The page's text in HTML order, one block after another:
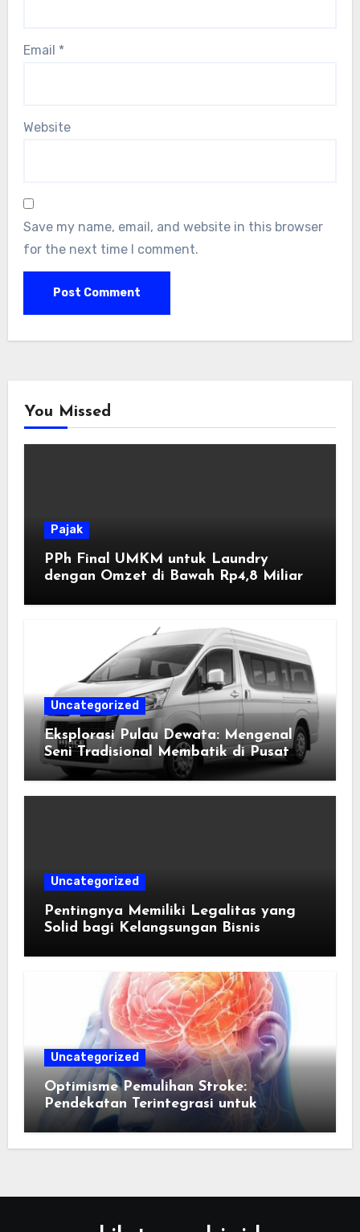
Email *
Website
Save my name, email, and website in this browser
for the next time I comment.
You Missed
Pajak
PPh Final UMKM untuk Laundry
dengan Omzet di Bawah Rp4,8 Miliar
Uncategorized
Eksplorasi Pulau Dewata: Mengenal
Seni Tradisional Membatik di Pusat
Kebudayaan Ubud
Uncategorized
Pentingnya Memiliki Legalitas yang
Solid bagi Kelangsungan Bisnis
Uncategorized
Optimisme Pemulihan Stroke:
Pendekatan Terintegrasi untuk
Mengembalikan Kualitas Hidup Guna